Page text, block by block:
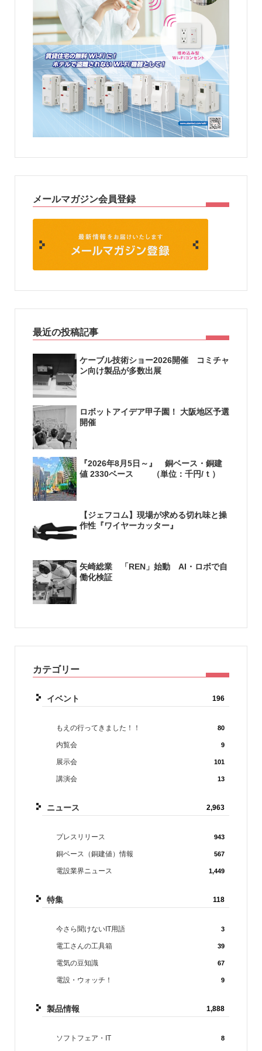
メールマガジン会員登録
最近の投稿記事
ケーブル技術ショー2026開催 コミチャ
ン向け製品が多数出展
ロボットアイデア甲子園！ 大阪地区予選
開催
『2026年8月5日～』 銅ベース・銅建
値 2330ベース （単位：千円/ｔ）
【ジェフコム】現場が求める切れ味と操
作性『ワイヤーカッター』
矢崎総業 「REN」始動 AI・ロボで自
働化検証
カテゴリー
イベント 196
もえの行ってきました！！ 80
内覧会 9
展示会 101
講演会 13
ニュース 2,963
プレスリリース 943
銅ベース（銅建値）情報 567
電設業界ニュース 1,449
特集 118
今さら聞けないIT用語 3
電工さんの工具箱 39
電気の豆知識 67
電設・ウォッチ！ 9
製品情報 1,888
ソフトフェア・IT 8